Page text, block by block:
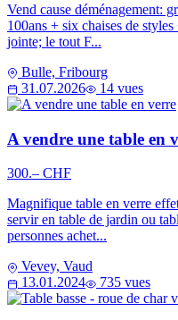
Vend cause déménagement:
100ans + six chaises de
jointe; le tout F...
Bulle, Fribourg
31.07.2026
14 vues
A vendre une table en
300.– CHF
Magnifique table en verre
servir en table de jardin ou
personnes achet...
Vevey, Vaud
13.01.2024
735 vues